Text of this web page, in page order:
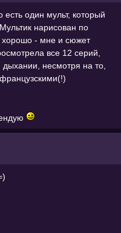
один мульт, который
нарисован по
хорошо - мне и сюжет
все 12 серий,
несмотря на то,